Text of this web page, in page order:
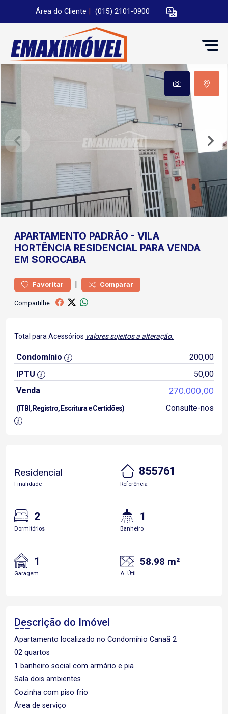
Área do Cliente (015) 2101-0900
APARTAMENTO PADRÃO - VILA
HORTÊNCIA RESIDENCIAL PARA VENDA
EM SOROCABA
Favoritar | Comparar
Compartilhe:
Total para Acessórios valores sujeitos a alteração.
Condomínio
200,00
IPTU
50,00
Venda
270.000,00
(ITBI, Registro, Escritura e Certidões) Consulte-nos
Residencial
Finalidade
855761
Referência
2
Dormitórios
1
Banheiro
1
Garagem
58.98 m²
A. Útil
Descrição do Imóvel
Apartamento localizado no Condomínio Canaã 2
02 quartos
1 banheiro social com armário e pia
Sala dois ambientes
Cozinha com piso frio
Área de serviço